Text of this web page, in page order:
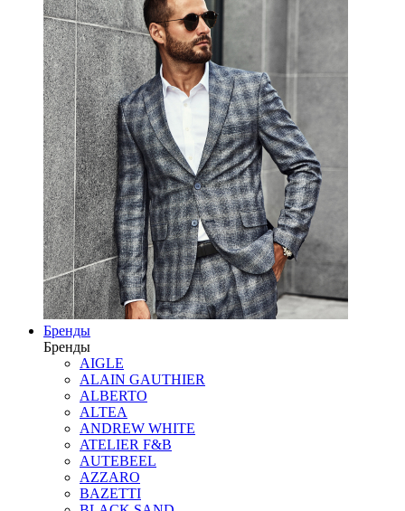
Бренды
Бренды
AIGLE
ALAIN GAUTHIER
ALBERTO
ALTEA
ANDREW WHITE
ATELIER F&B
AUTEBEEL
AZZARO
BAZETTI